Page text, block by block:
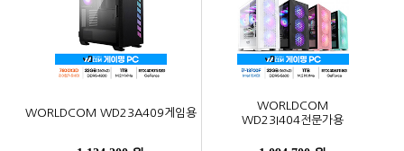
WORLDCOM WD23A409게임용
WORLDCOM
WD23I404전문가용